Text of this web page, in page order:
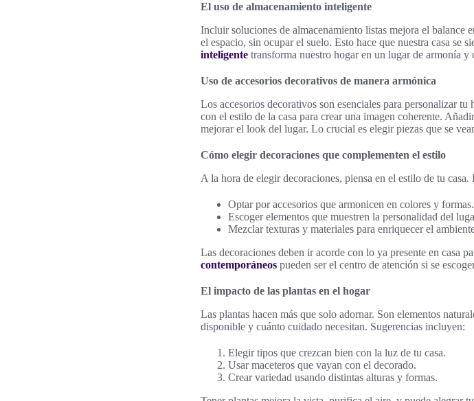
El uso de almacenamiento inteligente
Incluir soluciones de almacenamiento listas mejora el balance
el espacio, sin ocupar el suelo. Esto hace que nuestra casa se
inteligente transforma nuestro hogar en un lugar de armonía y
Uso de accesorios decorativos de manera armónica
Los accesorios decorativos son esenciales para personalizar
con el estilo de la casa para crear una imagen coherente.
mejorar el look del lugar. Lo crucial es elegir piezas que se
Cómo elegir decoraciones que complementen el estilo
A la hora de elegir decoraciones, piensa en el estilo de tu casa.
Optar por accesorios que armonicen en colores y formas.
Escoger elementos que muestren la personalidad del
Mezclar texturas y materiales para enriquecer el
Las decoraciones deben ir acorde con lo ya presente en casa
contemporáneos pueden ser el centro de atención si se
El impacto de las plantas en el hogar
Las plantas hacen más que solo adornar. Son elementos
disponible y cuánto cuidado necesitan. Sugerencias incluyen:
Elegir tipos que crezcan bien con la luz de tu casa.
Usar maceteros que vayan con el decorado.
Crear variedad usando distintas alturas y formas.